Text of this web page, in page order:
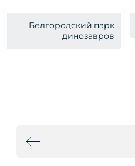
Белгородский парк
динозавров